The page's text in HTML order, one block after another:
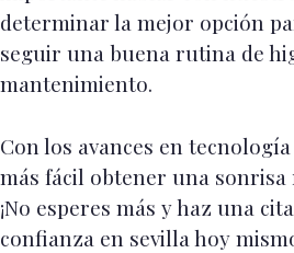
determinar la mejor opción
seguir una buena rutina de
mantenimiento.
Con los avances en
más fácil obtener una sonrisa
¡No esperes más y haz una
confianza en sevilla hoy